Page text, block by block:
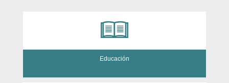
Educación